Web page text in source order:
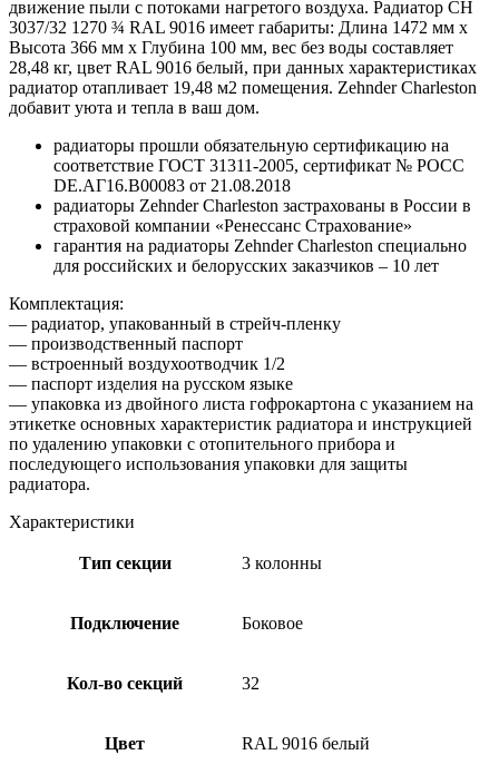
движение пыли с потоками нагретого воздуха. Радиатор CH
3037/32 1270 ¾ RAL 9016 имеет габариты: Длина 1472 мм х
Высота 366 мм х Глубина 100 мм, вес без воды составляет
28,48 кг, цвет RAL 9016 белый, при данных характеристиках
радиатор отапливает 19,48 м2 помещения. Zehnder Charleston
добавит уюта и тепла в ваш дом.
радиаторы прошли обязательную сертификацию на
соответствие ГОСТ 31311-2005, сертификат № POCC
DE.АГ16.В00083 от 21.08.2018
радиаторы Zehnder Charleston застрахованы в России в
страховой компании «Ренессанс Страхование»
гарантия на радиаторы Zehnder Charleston специально
для российских и белорусских заказчиков – 10 лет
Комплектация:
— радиатор, упакованный в стрейч-пленку
— производственный паспорт
— встроенный воздухоотводчик 1/2
— паспорт изделия на русском языке
— упаковка из двойного листа гофрокартона с указанием на
этикетке основных характеристик радиатора и инструкцией
по удалению упаковки с отопительного прибора и
последующего использования упаковки для защиты
радиатора.
Характеристики
Тип секции 3 колонны
Подключение Боковое
Кол-во секций 32
Цвет RAL 9016 белый